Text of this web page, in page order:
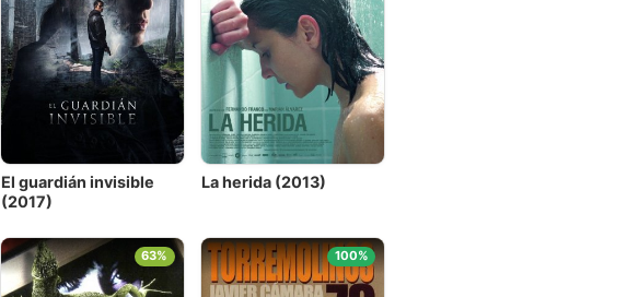
El guardián invisible
(2017)
La herida (2013)
63% 100%